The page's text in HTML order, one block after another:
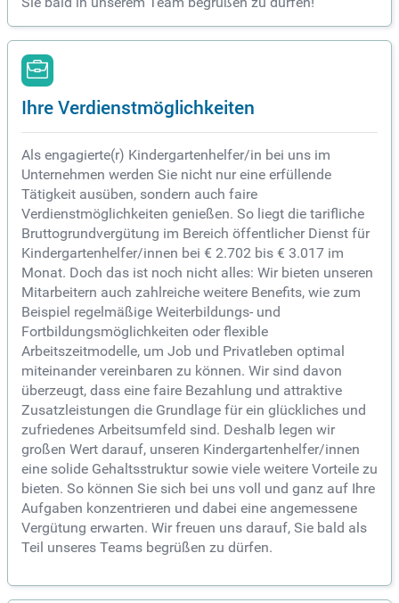
Ihre Verdienstmöglichkeiten
Als engagierte(r) Kindergartenhelfer/in bei uns im
Unternehmen werden Sie nicht nur eine erfüllende
Tätigkeit ausüben, sondern auch faire
Verdienstmöglichkeiten genießen. So liegt die tarifliche
Bruttogrundvergütung im Bereich öffentlicher Dienst für
Kindergartenhelfer/innen bei € 2.702 bis € 3.017 im
Monat. Doch das ist noch nicht alles: Wir bieten unseren
Mitarbeitern auch zahlreiche weitere Benefits, wie zum
Beispiel regelmäßige Weiterbildungs- und
Fortbildungsmöglichkeiten oder flexible
Arbeitszeitmodelle, um Job und Privatleben optimal
miteinander vereinbaren zu können. Wir sind davon
überzeugt, dass eine faire Bezahlung und attraktive
Zusatzleistungen die Grundlage für ein glückliches und
zufriedenes Arbeitsumfeld sind. Deshalb legen wir
großen Wert darauf, unseren Kindergartenhelfer/innen
eine solide Gehaltsstruktur sowie viele weitere Vorteile zu
bieten. So können Sie sich bei uns voll und ganz auf Ihre
Aufgaben konzentrieren und dabei eine angemessene
Vergütung erwarten. Wir freuen uns darauf, Sie bald als
Teil unseres Teams begrüßen zu dürfen.